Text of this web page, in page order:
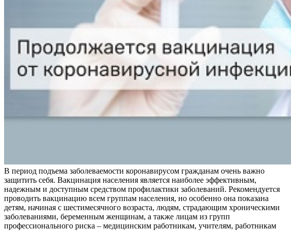
В период подъема заболеваемости коронавирусом гражданам очень важно
защитить себя. Вакцинация населения является наиболее эффективным,
надежным и доступным средством профилактики заболеваний. Рекомендуется
проводить вакцинацию всем группам населения, но особенно она показана
детям, начиная с шестимесячного возраста, людям, страдающим хроническими
заболеваниями, беременным женщинам, а также лицам из групп
профессионального риска – медицинским работникам, учителям, работникам